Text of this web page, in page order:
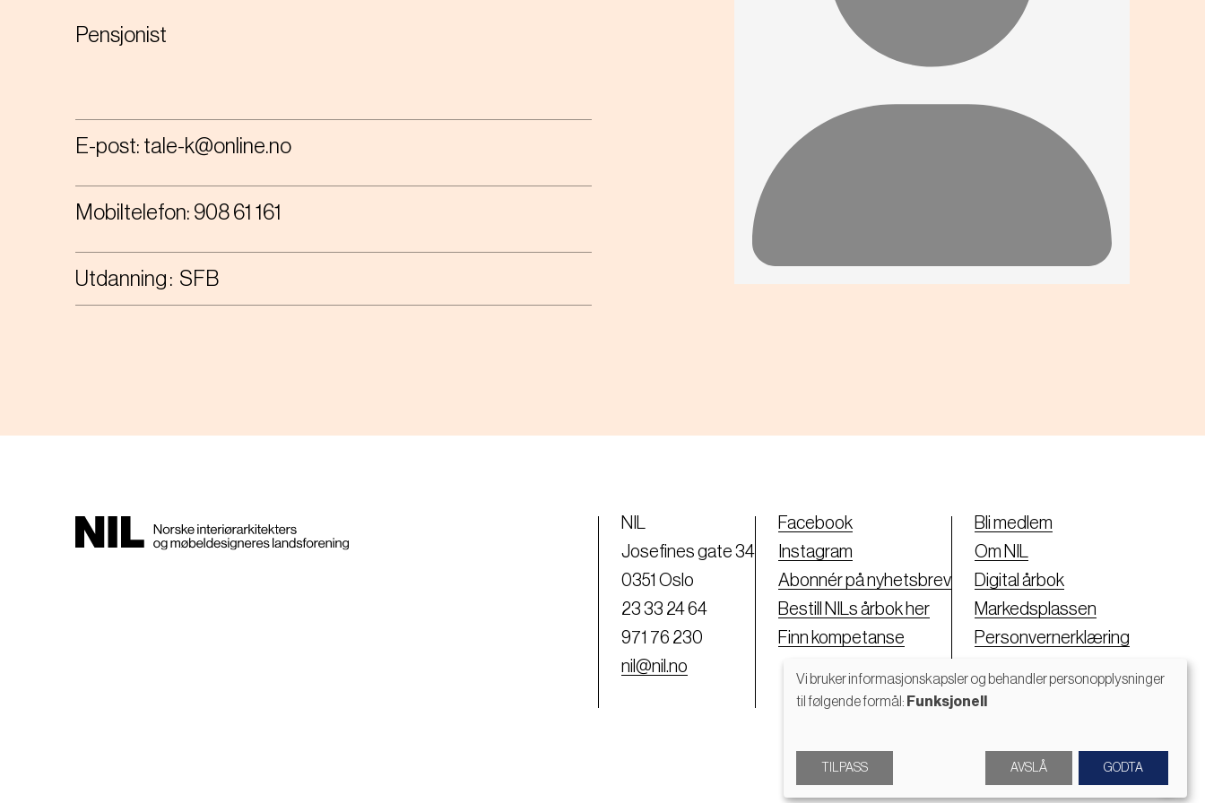
Pensjonist
E-post: tale-k@online.no
Mobiltelefon: 908 61 161
Utdanning SFB
NIL
Josefines gate 34
0351 Oslo
23 33 24 64
971 76 230
nil@nil.no
Facebook
Instagram
Abonnér på nyhetsbrev
Bestill NILs årbok her
Finn kompetanse
Bli medlem
Om NIL
Digital årbok
Markedsplassen
Personvernerklæring
Bruk
av
Vi bruker informasjonskapsler og behandler personopplysninger
til følgende formål: Funksjonell
TILPASS AVSLÅ GODTA